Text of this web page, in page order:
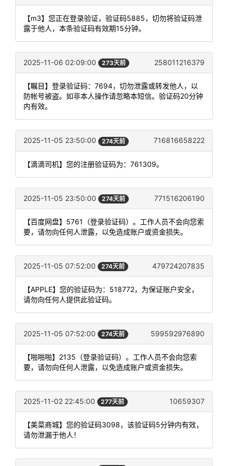
【m3】您正在登录验证，验证码5885，切勿将验证码泄
露于他人，本条验证码有效期15分钟。
2025-11-06 02:09:00 273天前 258011216379
【瞩目】登录验证码：7694，切勿泄露或转发他人，以
防帐号被盗。如非本人操作请忽略本短信。验证码20分钟
内有效。
2025-11-05 23:50:00 274天前 716816658222
【滴滴司机】您的注册验证码为：761309。
2025-11-05 23:50:00 274天前 771516206190
【百度网盘】5761（登录验证码）。工作人员不会向您索
要，请勿向任何人泄露，以免造成账户或资金损失。
2025-11-05 07:52:00 274天前 479724207835
【APPLE】您的验证码为：518772，为保证账户安全，
请勿向任何人提供此验证码。
2025-11-05 07:52:00 274天前 599592976890
【啪啪啪】2135（登录验证码）。工作人员不会向您索
要，请勿向任何人泄露，以免造成账户或资金损失。
2025-11-02 22:45:00 277天前 10659307
【美菜商城】您的验证码3098，该验证码5分钟内有效，
请勿泄漏于他人！